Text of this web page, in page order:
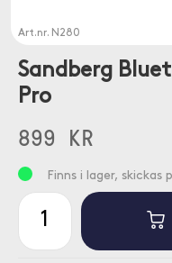
Art.nr. N280
Sandberg
Pro
899 KR
Finns i lager, skickas